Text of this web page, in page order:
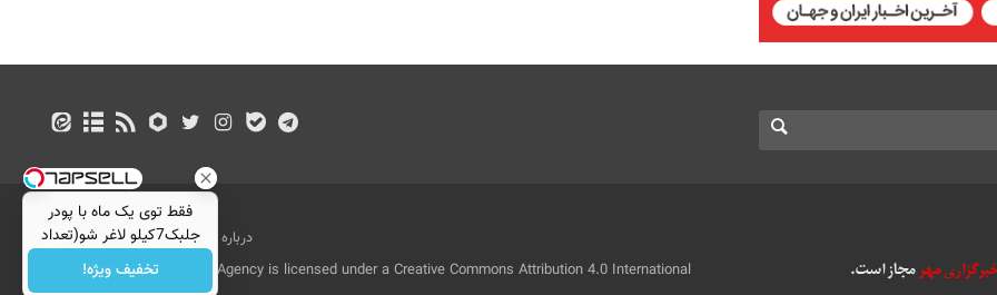
درباره ما تماس با ما
بازرگانی
All Content by Mehr News Agency is licensed under a Creative Commons Attribution 4.0 International
فقط توی یک ماه با پودر
جلبک7کیلو لاغر شو(تعداد
محدود)
تخفیف ویژه!